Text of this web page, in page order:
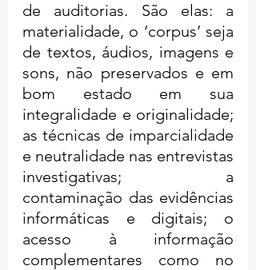
de auditorias. São elas: a
materialidade, o ‘corpus’ seja
de textos, áudios, imagens e
sons, não preservados e em
bom estado em sua
integralidade e originalidade;
as técnicas de imparcialidade
e neutralidade nas entrevistas
investigativas; a
contaminação das evidências
informáticas e digitais; o
acesso à informação
complementares como no